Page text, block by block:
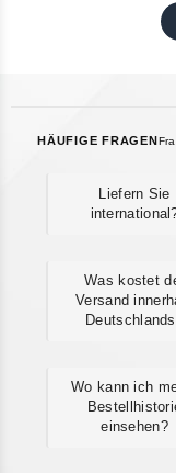
HÄUFIGE FRAGEN
Liefern Sie
Was kostet
Versand
Wo kann ich
einsehen?